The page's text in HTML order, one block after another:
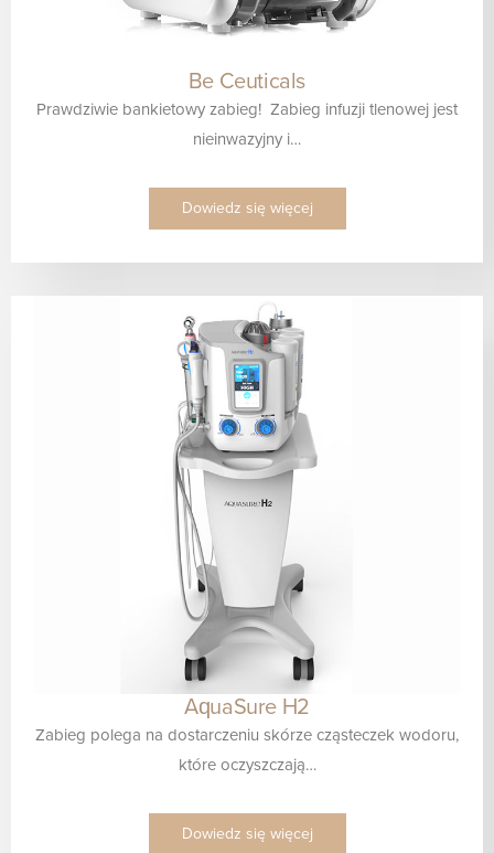
Be Ceuticals
Prawdziwie bankietowy zabieg! Zabieg infuzji tlenowej jest
nieinwazyjny i…
Dowiedz się więcej
AquaSure H2
Zabieg polega na dostarczeniu skórze cząsteczek wodoru,
które oczyszczają…
Dowiedz się więcej